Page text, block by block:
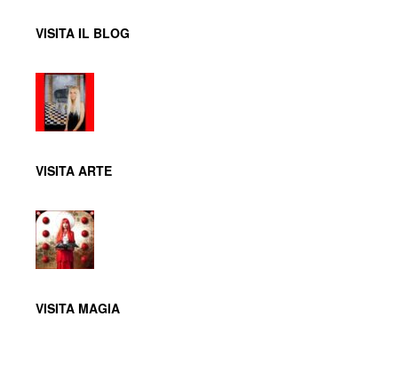
VISITA IL BLOG
VISITA ARTE
VISITA MAGIA